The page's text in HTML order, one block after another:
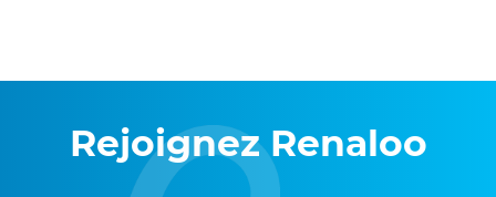
Rejoignez Renaloo